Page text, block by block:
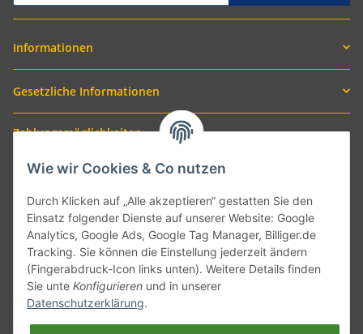
Informationen
Gesetzliche Informationen
Zahlungsmöglichkeiten
Versand mit
Wie wir Cookies & Co nutzen
Durch Klicken auf „Alle akzeptieren“ gestatten Sie den
Einsatz folgender Dienste auf unserer Website: Google
Analytics, Google Ads, Google Tag Manager, Billiger.de
Tracking. Sie können die Einstellung jederzeit ändern
(Fingerabdruck-Icon links unten). Weitere Details finden
Sie unte Konfigurieren und in unserer
Datenschutzerklärung.